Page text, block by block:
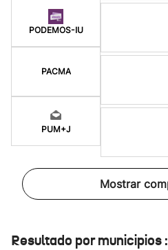
PODEMOS-IU
PACMA
PUM+J
Mostrar
Resultado por municipios